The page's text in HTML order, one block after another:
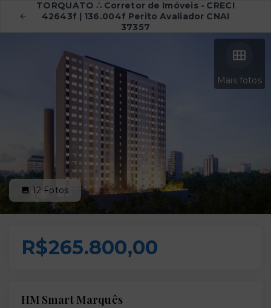
TORQUATO ∴ Corretor de Imóveis - CRECI
42643f | 136.004f Perito Avaliador CNAI
37357
Mais fotos
12 Fotos
R$265.800,00
HM Smart Marquês